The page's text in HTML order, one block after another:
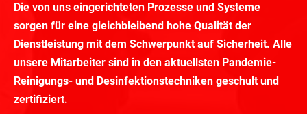
Die von uns eingerichteten Prozesse und Systeme
sorgen für eine gleichbleibend hohe Qualität der
Dienstleistung mit dem Schwerpunkt auf Sicherheit. Alle
unsere Mitarbeiter sind in den aktuellsten Pandemie-
Reinigungs- und Desinfektionstechniken geschult und
zertifiziert.